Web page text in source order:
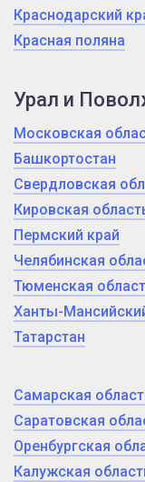
Краснодарский
Красная поляна
Урал и
Московская
Башкортостан
Свердловская
Кировская
Пермский край
Челябинская
Тюменская
Ханты-
Татарстан
Самарская
Саратовская
Оренбургская
Калужская